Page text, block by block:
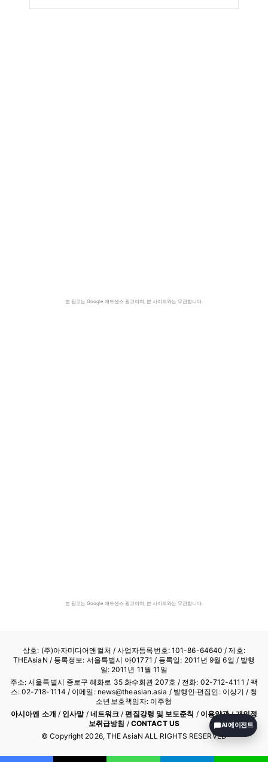
본 광고는 Google 애드센스 광고이며, 본 사이트와는 무관합니다.
본 광고는 Google 애드센스 광고이며, 본 사이트와는 무관합니다.
상호: (주)아자미디어앤컬처 /사업자등록번호: 101-86-64640 / 제호:
THEAsiaN / 등록정보: 서울특별시 아01771 / 등록일: 2011년 9월 6일 / 발행
일: 2011년 11월 11일
주소: 서울특별시 종로구 혜화로 35 화수회관 207호 / 전화: 02-712-4111 / 팩
스: 02-718-1114 / 이메일: news@theasian.asia / 발행인·편집인: 이상기 / 청
소년보호책임자: 이주형
아시아엔 소개 / 인사말/ 네트워크 /편집강령 및 보도준칙 / 이용약관/개인정
보취급방침 / CONTACT US
© Copyright 2026, THE AsiaN ALL RIGHTS RESERVED
AI 에이전트